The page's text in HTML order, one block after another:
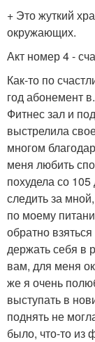
+ Это жуткий
окружающих.
Акт номер 4 -
Как-то по
год абонемент в.
Фитнес зал и
выстрелила
многом
меня любить
похудела со
следить за
по моему
обратно
держать себя в
вам, для меня
же я очень
выступать в
поднять не
было, что-то из